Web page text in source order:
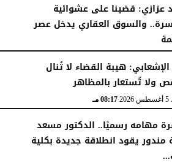
عزازي: قضينا على عشوائية
والسوق العقاري يدخل عصر
هيبة القضاء لا تُنال
ولا تُستعار بالمظاهر
08:17 مـ
مهامه رسميًا.. الدكتور مسعد
مندور يقود انطلاقة جديدة بكلية